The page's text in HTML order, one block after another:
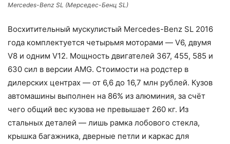
Mercedes-Benz SL (Мерседес-Бенц SL)
Восхитительный мускулистый Mercedes-Benz SL 2016
года комплектуется четырьмя моторами — V6, двумя
V8 и одним V12. Мощность двигателей 367, 455, 585 и
630 сил в версии AMG. Стоимости на родстер в
дилерских центрах — от 6,6 до 16,7 млн рублей. Кузов
автомашины выполнен на 86% из алюминия, за счёт
чего общий вес кузова не превышает 260 кг. Из
стальных деталей — лишь рамка лобового стекла,
крышка багажника, дверные петли и каркас для